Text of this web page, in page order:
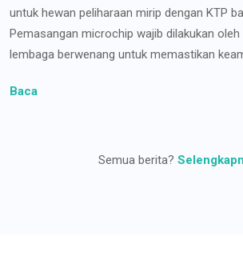
untuk hewan peliharaan mirip dengan KTP
Pemasangan microchip wajib dilakukan
lembaga berwenang untuk memastikan
Baca
Semua berita?